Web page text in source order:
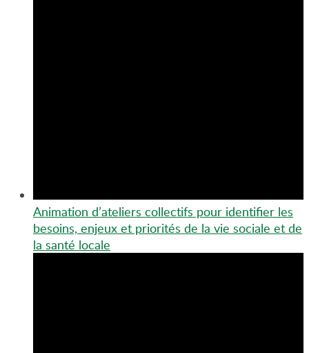
Animation d’ateliers collectifs pour identifier les
besoins, enjeux et priorités de la vie sociale et de
la santé locale